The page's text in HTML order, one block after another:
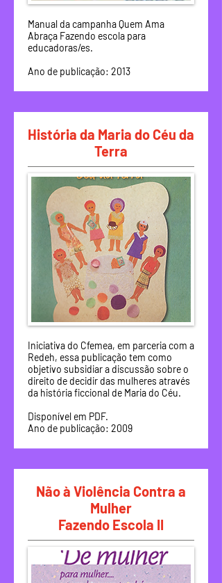
Manual da campanha Quem Ama
Abraça Fazendo escola para
educadoras/es.
Ano de publicação: 2013
História da Maria do Céu da
Terra
Iniciativa do Cfemea, em parceria com a
Redeh, essa publicação tem como
objetivo subsidiar a discussão sobre o
direito de decidir das mulheres através
da história ficcional de Maria do Céu.
Disponível em PDF.
Ano de publicação: 2009
Não à Violência Contra a
Mulher
Fazendo Escola II